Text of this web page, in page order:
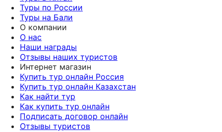
Туры по России
Туры на Бали
О компании
О нас
Наши награды
Отзывы наших туристов
Интернет магазин
Купить тур онлайн Россия
Купить тур онлайн Казахстан
Как найти тур
Как купить тур онлайн
Подписать договор онлайн
Отзывы туристов